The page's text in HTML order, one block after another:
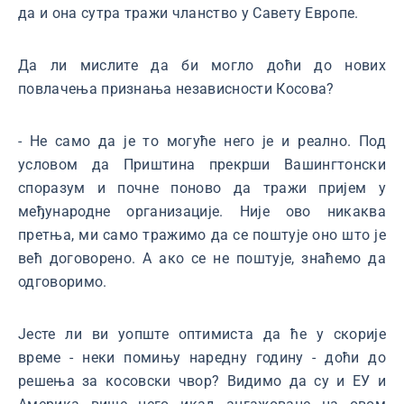
да и она сутра тражи чланство у Савету Европе.
Да ли мислите да би могло доћи до нових
повлачења признања независности Косова?
- Не само да је то могуће него је и реално. Под
условом да Приштина прекрши Вашингтонски
споразум и почне поново да тражи пријем у
међународне организације. Није ово никаква
претња, ми само тражимо да се поштује оно што је
већ договорено. А ако се не поштује, знаћемо да
одговоримо.
Јесте ли ви уопште оптимиста да ће у скорије
време - неки помињу наредну годину - доћи до
решења за косовски чвор? Видимо да су и ЕУ и